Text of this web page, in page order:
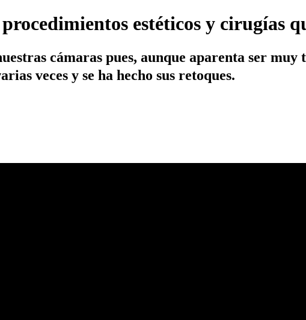
estéticos y cirugías
cámaras pues, aunque aparenta ser
veces y se ha hecho sus retoques.